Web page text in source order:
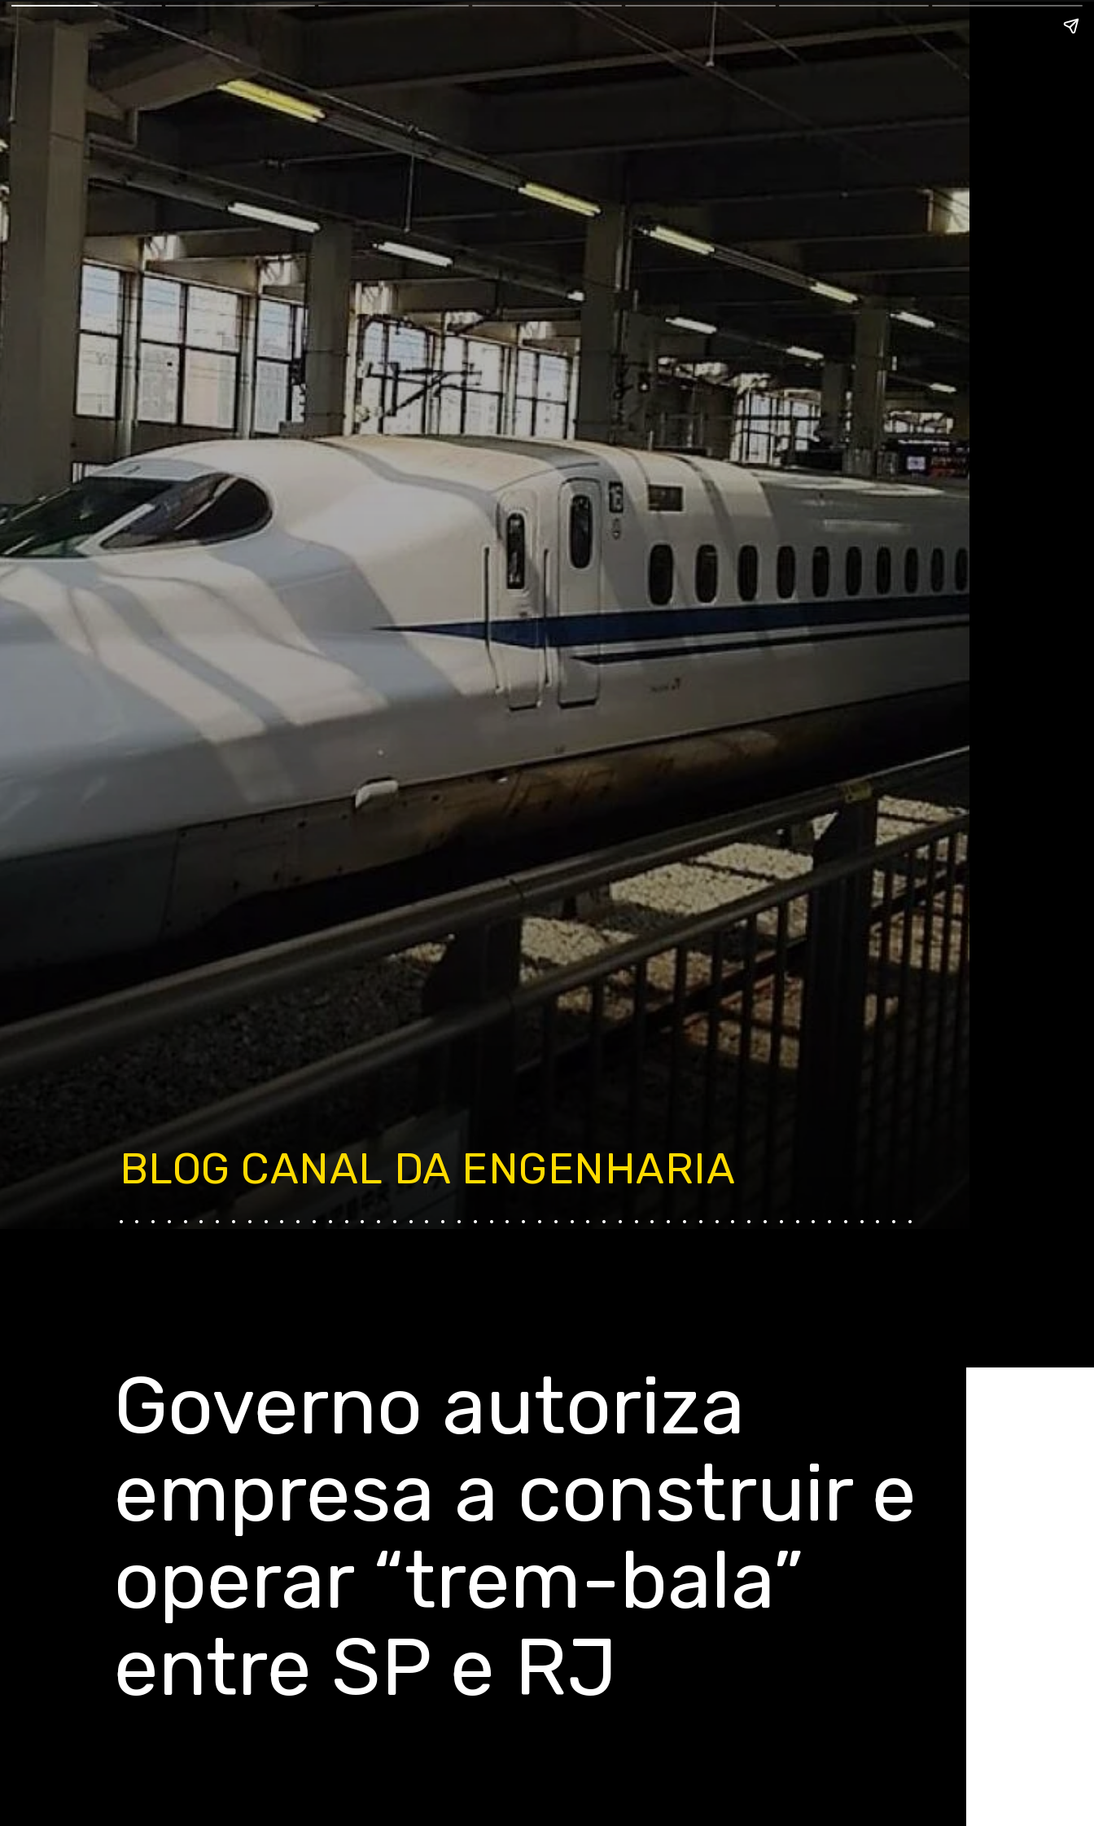
BLOG CANAL DA ENGENHARIA
Governo autoriza
empresa a construir e
operar “trem-bala”
entre SP e RJ
..................................................